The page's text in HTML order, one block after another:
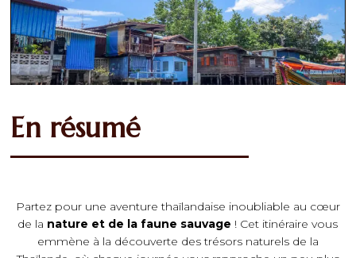
En résumé
Partez pour une aventure thaïlandaise inoubliable au cœur
de la nature et de la faune sauvage ! Cet itinéraire vous
emmène à la découverte des trésors naturels de la